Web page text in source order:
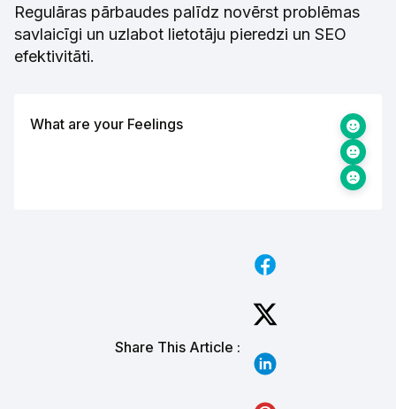
Regulāras pārbaudes palīdz novērst problēmas
savlaicīgi un uzlabot lietotāju pieredzi un SEO
efektivitāti.
What are your Feelings
Share This Article :